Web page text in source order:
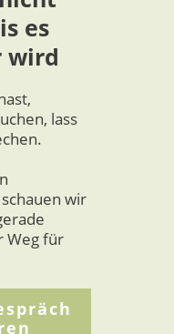
es
wird
lass
wir
Weg für